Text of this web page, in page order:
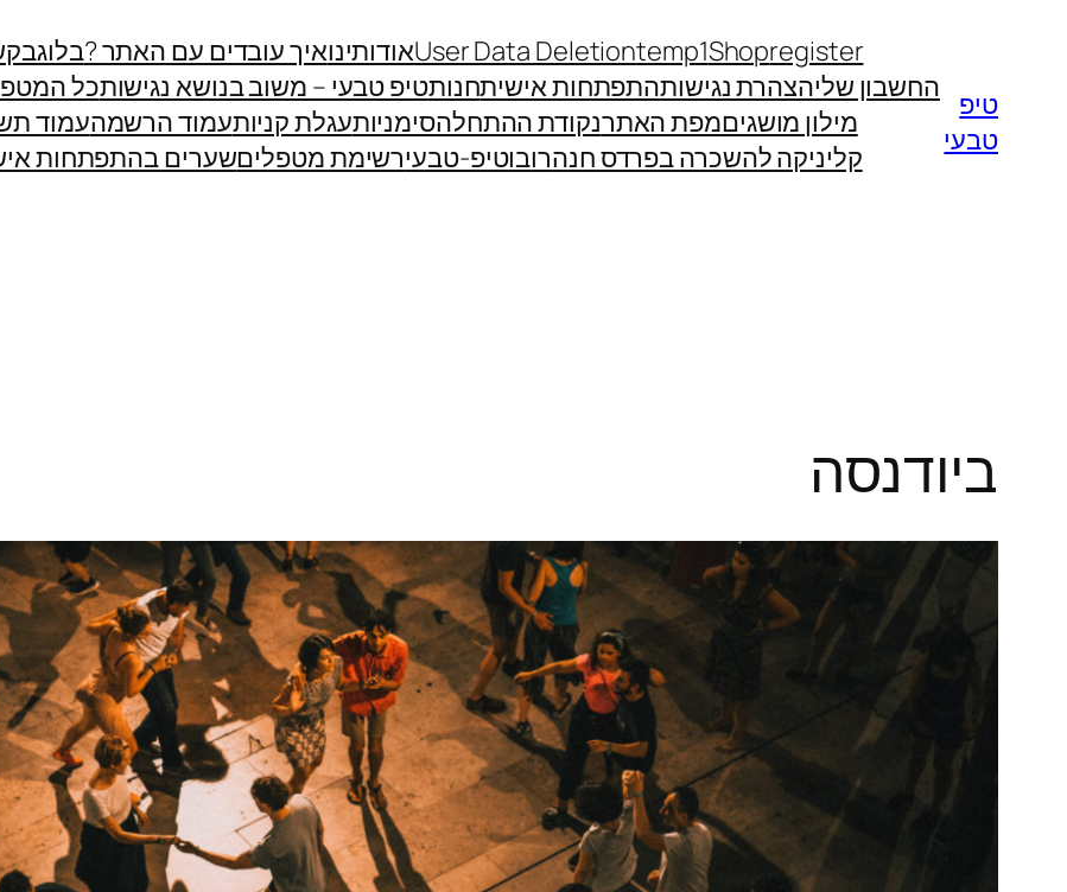
טיפ
טבעי
register
Shop
temp1
User Data Deletionאודותינואיך עובדים עם האתר ?בלוג
החשבון שליהצהרת נגישותהתפתחות אישיתחנותטיפ טבעי – משוב בנושא נגישותכל
מילון מושגיםמפת האתרנקודת ההתחלהסימניותעגלת קניותעמוד הרשמהעמוד
קליניקה להשכרה בפרדס חנהרובוטיפ-טבעירשימת מטפליםשערים בהתפתחות
ביודנסה